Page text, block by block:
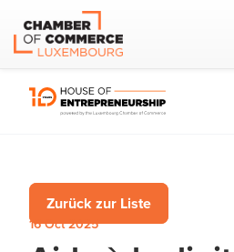
Zurück zur Liste
16 Oct 2025